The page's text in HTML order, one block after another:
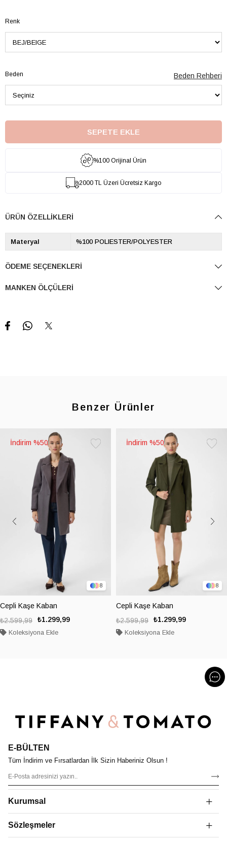
Renk
Beden Beden Rehberi
%100 Orijinal Ürün
2000 TL Üzeri Ücretsiz Kargo
ÜRÜN ÖZELLIKLERI
Materyal %100 POLIESTER/POLYESTER
ÖDEME SEÇENEKLERI
MANKEN ÖLÇÜLERI
Benzer Ürünler
8
Cepli Kaşe Kaban
₺1.299,99
₺2.599,99
Koleksiyona Ekle
%50
8
Cepli Kaşe Kaban
₺1.299,99
₺2.599,99
Koleksiyona Ekle
%50
E-BÜLTEN
Tüm İndirim ve Fırsatlardan İlk Sizin Haberiniz Olsun !
Kurumsal
Sözleşmeler